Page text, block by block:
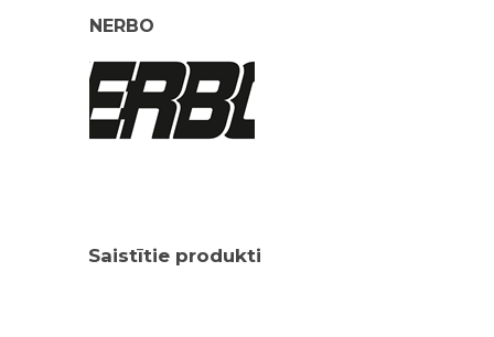
NERBO
Saistītie produkti